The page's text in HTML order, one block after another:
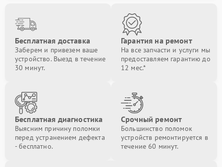
Бесплатная доставка
Заберем и привезем ваше
устройство. Выезд в течение
30 минут.
Гарантия на ремонт
На все запчасти и услуги мы
предоставляем гарантию до
12 мес.*
Бесплатная диагностика
Выясним причину поломки
перед устранением дефекта
- бесплатно.
Срочный ремонт
Большинство поломок
устройств ремонтируется в
течение 60 минут.